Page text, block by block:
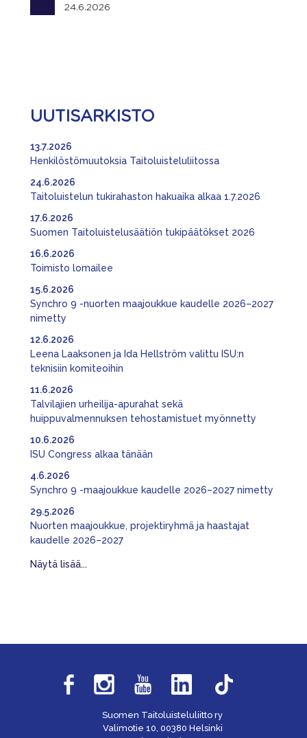
24.6.2026
UUTISARKISTO
Henkilöstömuutoksia Taitoluisteluliitossa
13.7.2026
Taitoluistelun tukirahaston hakuaika alkaa 1.7.2026
24.6.2026
Suomen Taitoluistelusäätiön tukipäätökset 2026
17.6.2026
Toimisto lomailee
16.6.2026
Synchro 9 -nuorten maajoukkue kaudelle 2026–2027
nimetty
15.6.2026
Leena Laaksonen ja Ida Hellström valittu ISU:n
teknisiin komiteoihin
12.6.2026
Talvilajien urheilija-apurahat sekä
huippuvalmennuksen tehostamistuet myönnetty
11.6.2026
ISU Congress alkaa tänään
10.6.2026
Synchro 9 -maajoukkue kaudelle 2026–2027 nimetty
4.6.2026
Nuorten maajoukkue, projektiryhmä ja haastajat
kaudelle 2026–2027
29.5.2026
Näytä lisää...
Suomen Taitoluisteluliitto ry
Valimotie 10, 00380 Helsinki